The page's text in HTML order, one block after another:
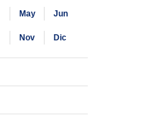
May Jun
Nov Dic